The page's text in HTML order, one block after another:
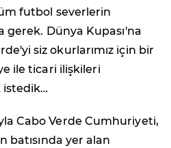
futbol severlerin
gerek. Dünya Kupası'na
siz okurlarımız için bir
ile ticari ilişkileri
istedik…
Cabo Verde Cumhuriyeti,
batısında yer alan